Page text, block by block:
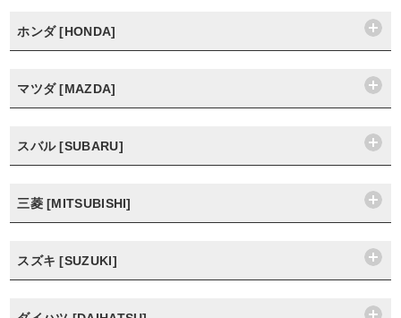
ホンダ [HONDA]
マツダ [MAZDA]
スバル [SUBARU]
三菱 [MITSUBISHI]
スズキ [SUZUKI]